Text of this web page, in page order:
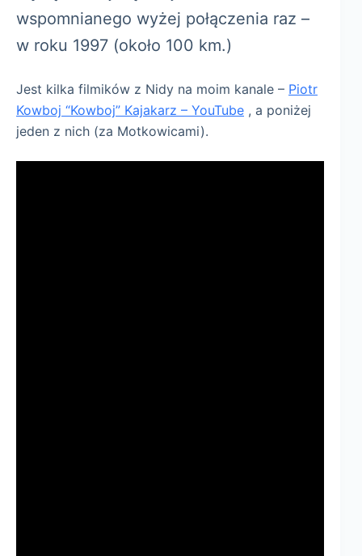
wspomnianego wyżej połączenia raz –
w roku 1997 (około 100 km.)
Jest kilka filmików z Nidy na moim kanale – Piotr
Kowboj “Kowboj” Kajakarz – YouTube , a poniżej
jeden z nich (za Motkowicami).